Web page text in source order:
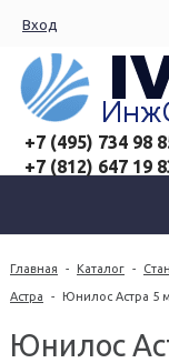
Вход
+7 (495) 734 98
+7 (812) 647 19
Главная - Каталог -
Астра - Юнилос Астра 5
Юнилос